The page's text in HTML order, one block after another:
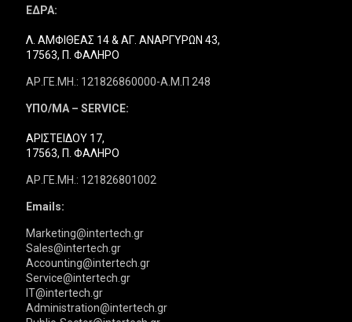
ΕΔΡΑ:
Λ. ΑΜΦΙΘΕΑΣ 14 & ΑΓ. ΑΝΑΡΓΥΡΩΝ 43,
17563, Π. ΦΑΛΗΡΟ
ΑΡ.ΓΕ.ΜΗ.: 121826860000-Α.Μ.Π 248
ΥΠΟ/ΜΑ – SERVICE:
ΑΡΙΣΤΕΙΔΟΥ 17,
17563, Π. ΦΑΛΗΡΟ
ΑΡ.ΓΕ.ΜΗ.: 121826801002
Emails:
Marketing@intertech.gr
Sales@intertech.gr
Accounting@intertech.gr
Service@intertech.gr
IT@intertech.gr
Administration@intertech.gr